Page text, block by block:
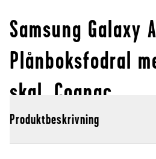
Samsung Galaxy
Plånboksfodral
skal, Cognac
Produktbeskrivning